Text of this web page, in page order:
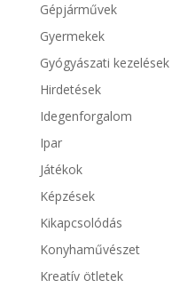
Gépjárművek
Gyermekek
Gyógyászati kezelések
Hirdetések
Idegenforgalom
Ipar
Játékok
Képzések
Kikapcsolódás
Konyhaművészet
Kreatív ötletek